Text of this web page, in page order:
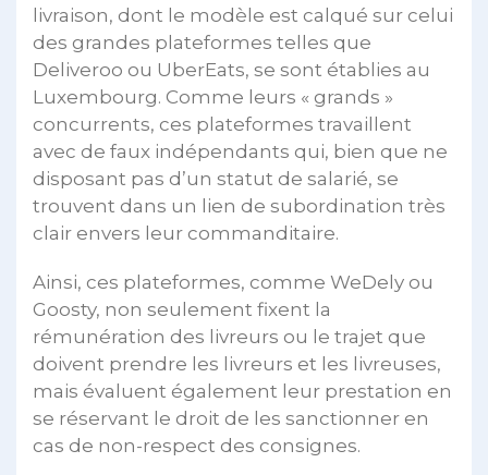
livraison, dont le modèle est calqué sur celui
des grandes plateformes telles que
Deliveroo ou UberEats, se sont établies au
Luxembourg. Comme leurs « grands »
concurrents, ces plateformes travaillent
avec de faux indépendants qui, bien que ne
disposant pas d’un statut de salarié, se
trouvent dans un lien de subordination très
clair envers leur commanditaire.
Ainsi, ces plateformes, comme WeDely ou
Goosty, non seulement fixent la
rémunération des livreurs ou le trajet que
doivent prendre les livreurs et les livreuses,
mais évaluent également leur prestation en
se réservant le droit de les sanctionner en
cas de non-respect des consignes.